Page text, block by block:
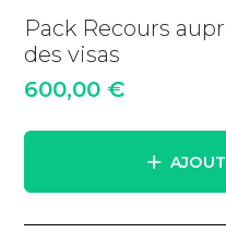
Pack Recours
des visas
600,00 €